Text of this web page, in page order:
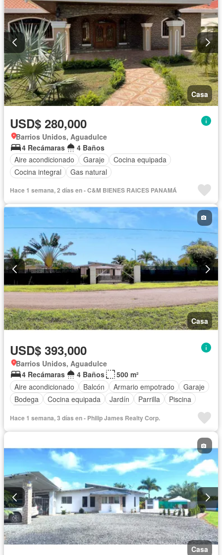
Casa
USD$ 280,000
Barrios Unidos, Aguadulce
4 Recámaras
4 Baños
Aire acondicionado
Garaje
Cocina equipada
Cocina integral
Gas natural
Hace 1 semana, 2 días en - C&M BIENES RAICES PANAMÁ
Casa
USD$ 393,000
Barrios Unidos, Aguadulce
4 Recámaras
4 Baños
500 m²
Aire acondicionado
Balcón Armario empotrado
Garaje
Bodega
Cocina equipada Jardín Parrilla
Piscina
Hace 1 semana, 3 días en - Philip James Realty Corp.
Casa